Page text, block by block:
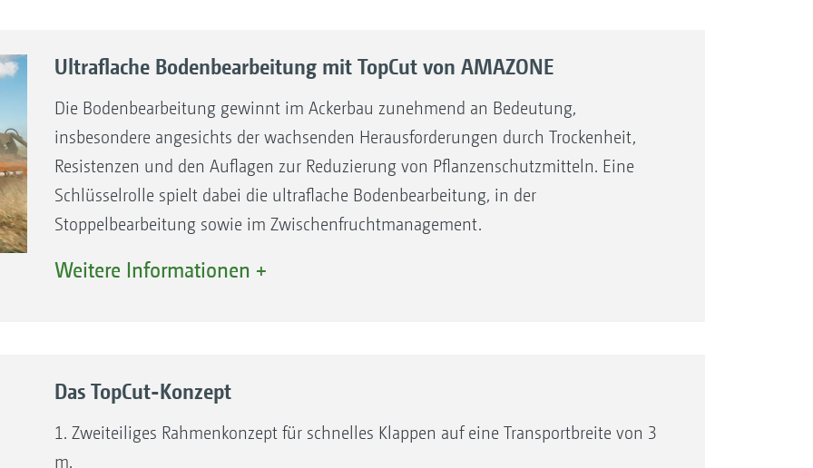
Ultraflache Bodenbearbeitung mit TopCut von AMAZONE
Die Bodenbearbeitung gewinnt im Ackerbau zunehmend an Bedeutung,
insbesondere angesichts der wachsenden Herausforderungen durch Trockenheit,
Resistenzen und den Auflagen zur Reduzierung von Pflanzenschutzmitteln. Eine
Schlüsselrolle spielt dabei die ultraflache Bodenbearbeitung, in der
Stoppelbearbeitung sowie im Zwischenfruchtmanagement.
Bearbeitungstiefe zwischen 0 und 3 cm bleibt die Bodenfeuchtigkeit erhalten.
Betriebskosten können durch geringen Dieselverbrauch pro Hektar, hohen
Arbeitsgeschwindigkeiten und geringen Verschleißkosten reduziert werden.
Mit minimaler Erdbewegung, geringerem Verschleiß und höheren
Weitere Informationen +
Das TopCut-Konzept
1. Zweiteiliges Rahmenkonzept für schnelles Klappen auf eine Transportbreite von 3
m.